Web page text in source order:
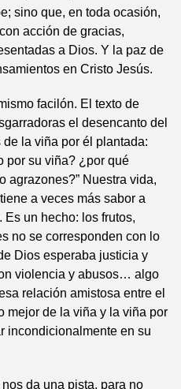
sino que, en toda ocasión,
acción de gracias,
a Dios. Y la paz de
en Cristo Jesús.
facilón. El texto de
el desencanto del
la viña por él plantada:
por su viña? ¿por qué
agrazones?” Nuestra vida,
a veces más sabor a
un hecho: los frutos,
no se corresponden con lo
Dios esperaba justicia y
violencia y abusos… algo
relación amistosa entre el
mejor de la viña y la viña por
incondicionalmente en su
da una pista, para no